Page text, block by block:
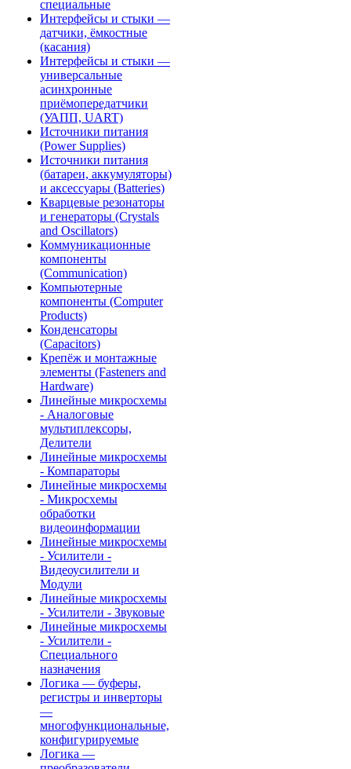
специальные
Интерфейсы и стыки —
датчики, ёмкостные
(касания)
Интерфейсы и стыки —
универсальные
асинхронные
приёмопередатчики
(УАПП, UART)
Источники питания
(Power Supplies)
Источники питания
(батареи, аккумуляторы)
и аксессуары (Batteries)
Кварцевые резонаторы
и генераторы (Crystals
and Oscillators)
Коммуникационные
компоненты
(Communication)
Компьютерные
компоненты (Computer
Products)
Конденсаторы
(Capacitors)
Крепёж и монтажные
элементы (Fasteners and
Hardware)
Линейные микросхемы
- Аналоговые
мультиплексоры,
Делители
Линейные микросхемы
- Компараторы
Линейные микросхемы
- Микросхемы
обработки
видеоинформации
Линейные микросхемы
- Усилители -
Видеоусилители и
Модули
Линейные микросхемы
- Усилители - Звуковые
Линейные микросхемы
- Усилители -
Специального
назначения
Логика — буферы,
регистры и инверторы
—
многофункциональные,
конфигурируемые
Логика —